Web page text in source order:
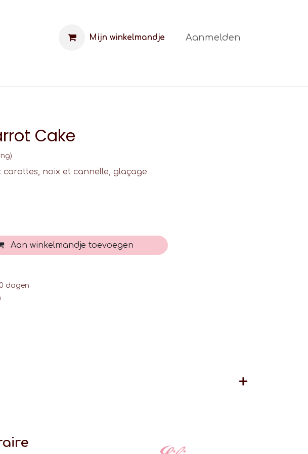
Mijn winkelmandje Aanmelden
Cake
carottes, noix et cannelle, glaçage
Aan winkelmandje toevoegen
dagen